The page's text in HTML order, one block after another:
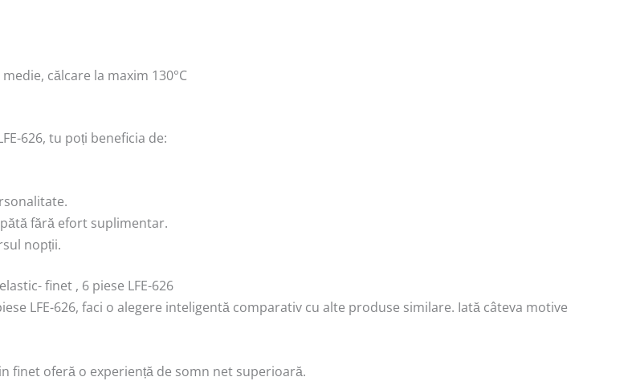
călcare la maxim 130°C
626, tu poți beneficia de:
fără efort suplimentar.
nopții.
finet , 6 piese LFE-626
LFE-626, faci o alegere inteligentă comparativ cu alte produse similare. Iată câteva motive
finet oferă o experiență de somn net superioară.